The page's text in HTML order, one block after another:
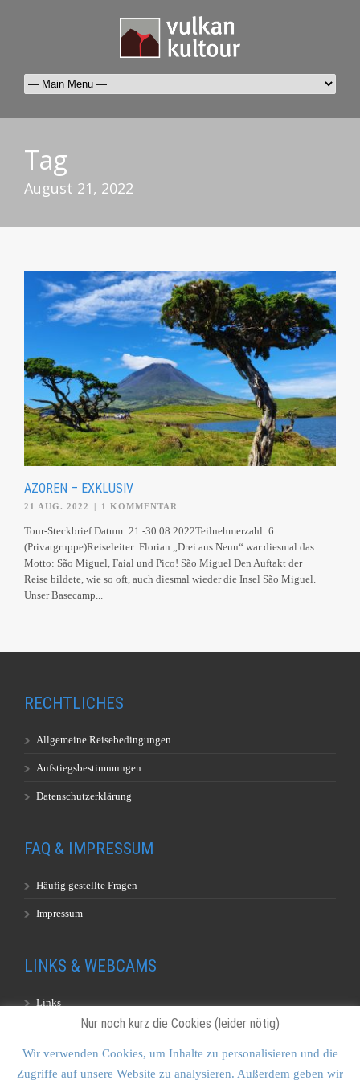
Tag
August 21, 2022
AZOREN – EXKLUSIV
21 AUG. 2022 | 1 KOMMENTAR
Tour-Steckbrief Datum: 21.-30.08.2022Teilnehmerzahl: 6
(Privatgruppe)Reiseleiter: Florian „Drei aus Neun“ war diesmal das
Motto: São Miguel, Faial und Pico! São Miguel Den Auftakt der
Reise bildete, wie so oft, auch diesmal wieder die Insel São Miguel.
Unser Basecamp...
RECHTLICHES
Allgemeine Reisebedingungen
Aufstiegsbestimmungen
Datenschutzerklärung
FAQ & IMPRESSUM
Häufig gestellte Fragen
Impressum
LINKS & WEBCAMS
Links
Nur noch kurz die Cookies (leider nötig)
Wir verwenden Cookies, um Inhalte zu personalisieren und die
Zugriffe auf unsere Website zu analysieren. Außerdem geben wir